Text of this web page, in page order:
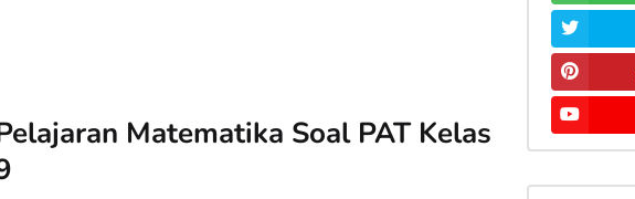
Matematika Soal PAT Kelas